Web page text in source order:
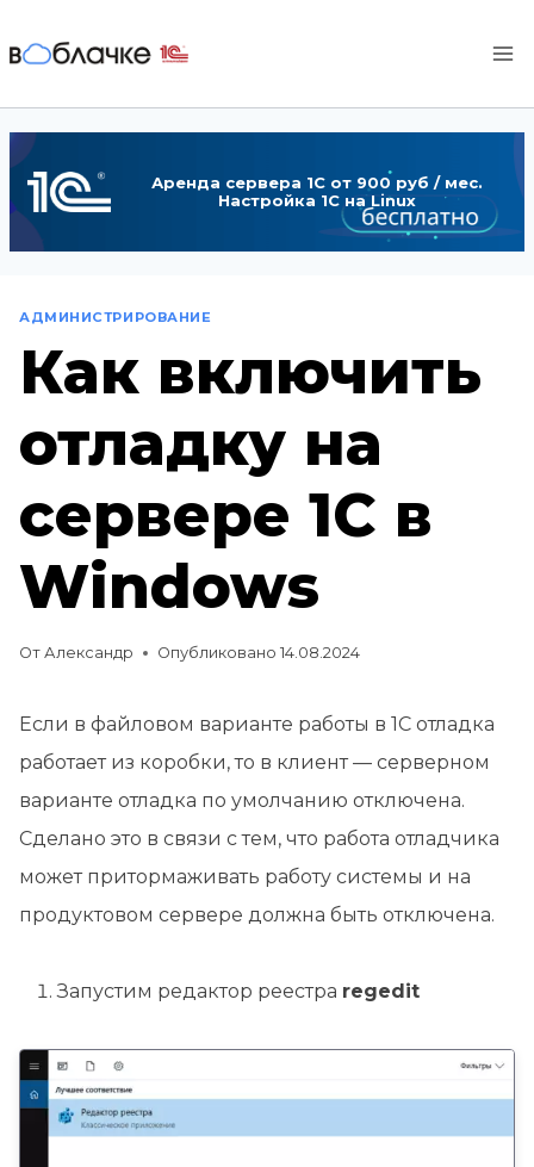
к
Аренда сервера 1С от 900 руб / мес.
Настройка 1С на Linux
АДМИНИСТРИРОВАНИЕ
Как включить
отладку на
сервере 1С в
Windows
От Александр Опубликовано 14.08.2024
Если в файловом варианте работы в 1С отладка
работает из коробки, то в клиент — серверном
варианте отладка по умолчанию отключена.
Сделано это в связи с тем, что работа отладчика
может притормаживать работу системы и на
продуктовом сервере должна быть отключена.
Запустим редактор реестра regedit